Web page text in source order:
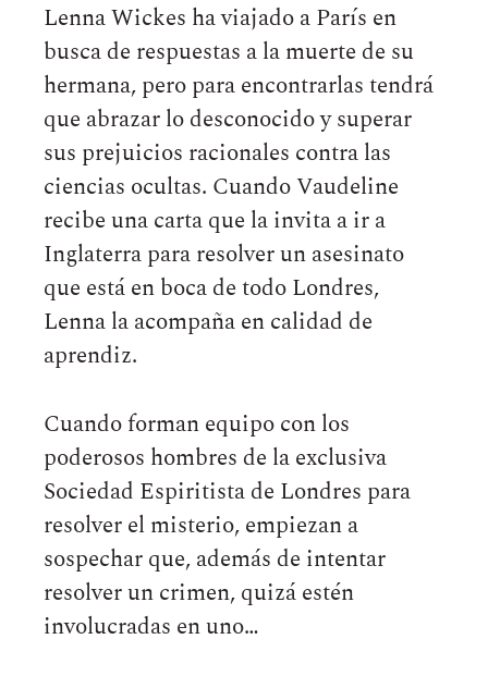
Lenna Wickes ha viajado a París en
busca de respuestas a la muerte de su
hermana, pero para encontrarlas tendrá
que abrazar lo desconocido y superar
sus prejuicios racionales contra las
ciencias ocultas. Cuando Vaudeline
recibe una carta que la invita a ir a
Inglaterra para resolver un asesinato
que está en boca de todo Londres,
Lenna la acompaña en calidad de
aprendiz.
Cuando forman equipo con los
poderosos hombres de la exclusiva
Sociedad Espiritista de Londres para
resolver el misterio, empiezan a
sospechar que, además de intentar
resolver un crimen, quizá estén
involucradas en uno…